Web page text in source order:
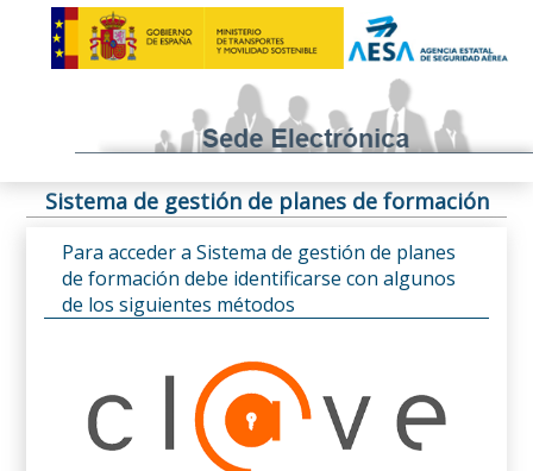
Sistema de gestión de planes de formación
Para acceder a Sistema de gestión de planes
de formación debe identificarse con algunos
de los siguientes métodos